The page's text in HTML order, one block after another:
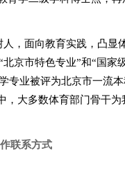
，面向教育实践，凸
北京市特色专业”和“国家
专业被评为北京市一流本
，大多数体育部门骨干
联系方式